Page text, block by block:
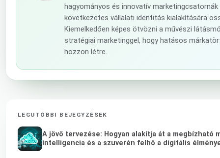
hagyományos és innovatív
következetes vállalati identitás kialakítására
Kiemelkedően képes ötvözni a művészi
stratégiai marketinggel, hogy hatásos
hozzon létre.
LEGUTÓBBI BEJEGYZÉSEK
A jövő tervezése: Hogyan alakítja át a megbízható
intelligencia és a szuverén felhő a digitális